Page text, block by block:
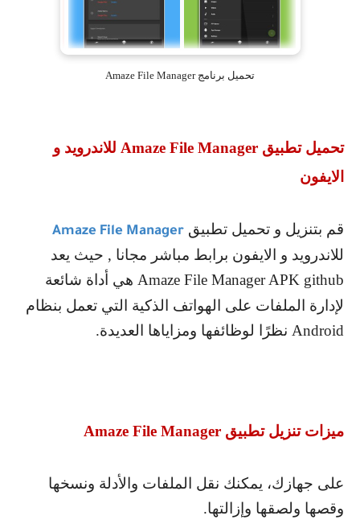
تحميل برنامج Amaze File Manager
تحميل تطبيق Amaze File Manager للاندرويد و
الايفون
قم بتنزيل و تحميل تطبيق Amaze File Manager
للاندرويد و الايفون برابط مباشر مجانا , حيث يعد
Amaze File Manager APK github هي أداة شائعة
لإدارة الملفات على الهواتف الذكية التي تعمل بنظام
Android نظرًا لوظائفها ومزاياها العديدة.
ميزات تنزيل تطبيق Amaze File Manager
على جهازك، يمكنك نقل الملفات والأدلة ونسخها
وقصها ولصقها وإزالتها.